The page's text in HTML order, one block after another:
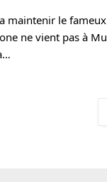
maintenir le
ne vient pas à